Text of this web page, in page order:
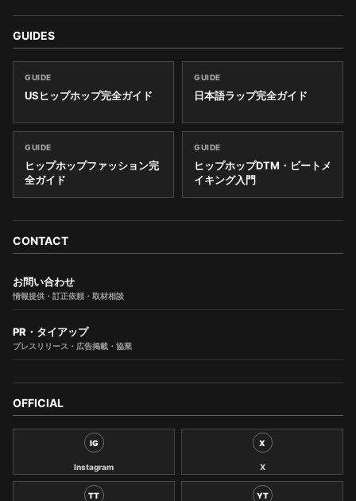
GUIDES
GUIDE
USヒップホップ完全ガイド
GUIDE
日本語ラップ完全ガイド
GUIDE
ヒップホップファッション完
全ガイド
GUIDE
ヒップホップDTM・ビートメ
イキング入門
CONTACT
お問い合わせ
情報提供・訂正依頼・取材相談
PR・タイアップ
プレスリリース・広告掲載・協業
OFFICIAL
IG
Instagram
X
X
TT YT